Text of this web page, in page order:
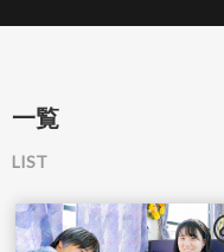
一覧
LIST